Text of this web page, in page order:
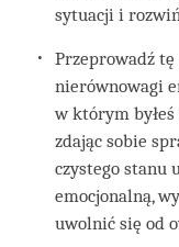
sytuacji i
Przeprowadź
nierównowagi
w którym
zdając sobie
czystego stanu
emocjonalną,
uwolnić się od